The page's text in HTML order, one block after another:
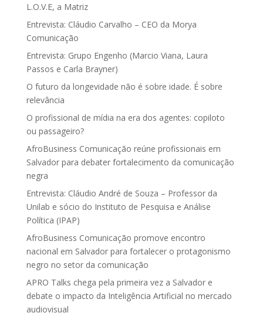
L.O.V.E, a Matriz
Entrevista: Cláudio Carvalho – CEO da Morya
Comunicação
Entrevista: Grupo Engenho (Marcio Viana, Laura
Passos e Carla Brayner)
O futuro da longevidade não é sobre idade. É sobre
relevância
O profissional de mídia na era dos agentes: copiloto
ou passageiro?
AfroBusiness Comunicação reúne profissionais em
Salvador para debater fortalecimento da comunicação
negra
Entrevista: Cláudio André de Souza – Professor da
Unilab e sócio do Instituto de Pesquisa e Análise
Política (IPAP)
AfroBusiness Comunicação promove encontro
nacional em Salvador para fortalecer o protagonismo
negro no setor da comunicação
APRO Talks chega pela primeira vez a Salvador e
debate o impacto da Inteligência Artificial no mercado
audiovisual